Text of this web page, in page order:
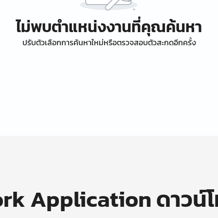
ไม่พบตำแหน่งงานที่คุณค้นหา
ปรับตัวเลือกการค้นหาใหม่หรือตรวจสอบตัวสะกดอีกครั้ง
Application ดาวน์